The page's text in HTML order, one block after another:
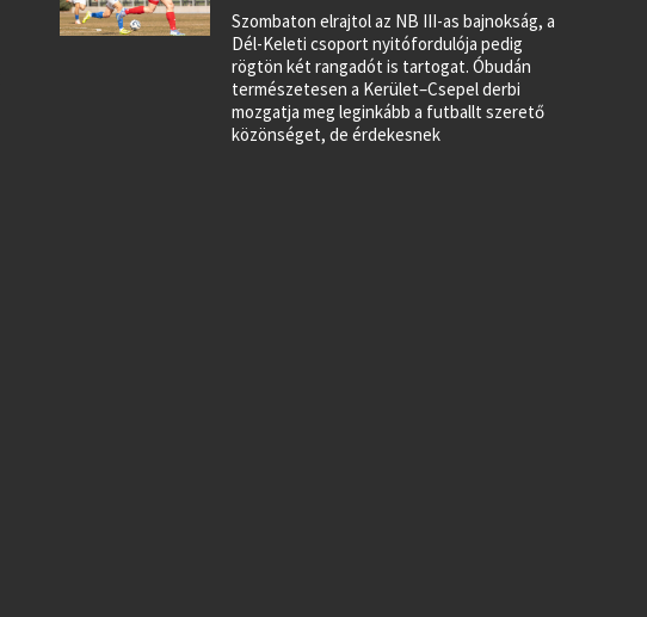
Szombaton elrajtol az NB III-as bajnokság, a
Dél-Keleti csoport nyitófordulója pedig
rögtön két rangadót is tartogat. Óbudán
természetesen a Kerület–Csepel derbi
mozgatja meg leginkább a futballt szerető
közönséget, de érdekesnek